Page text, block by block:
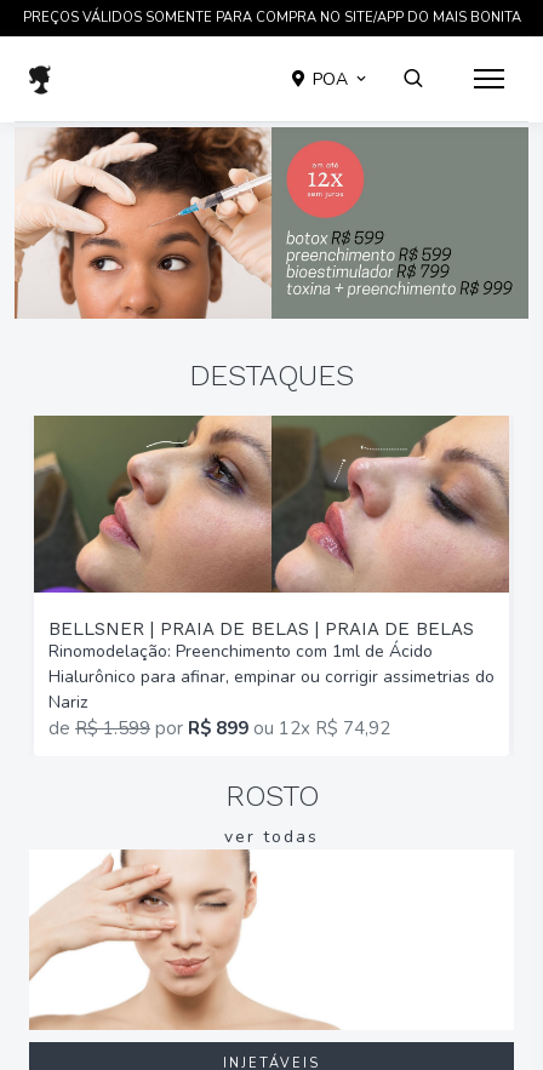
TRATAMENTOS COMPROVADOS CIENTIFICAMENTE EM ATÉ 12 X SEM JUROS
POA
DESTAQUES
BELLSNER | PRAIA DE BELAS | PRAIA DE BELAS
Rinomodelação: Preenchimento com 1ml de Ácido
Hialurônico para afinar, empinar ou corrigir assimetrias do
Nariz
de R$ 1.599 por R$ 899 ou 12x R$ 74,92
ROSTO
ver todas
INJETÁVEIS